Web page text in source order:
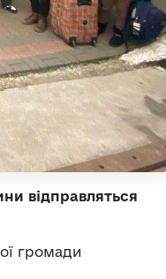
відправляться
громади